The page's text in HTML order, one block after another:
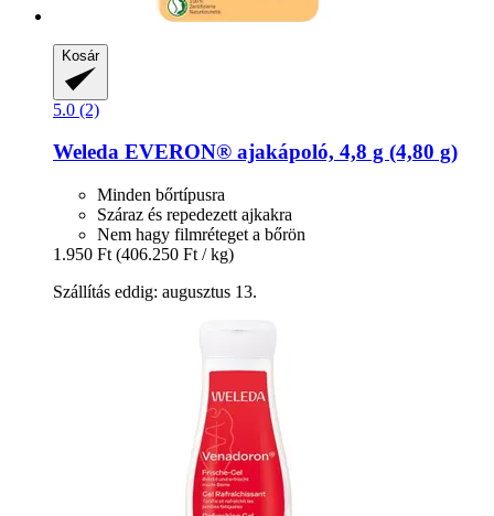
Kosár
5.0 (2)
Weleda EVERON® ajakápoló, 4,8 g (4,80 g)
Minden bőrtípusra
Száraz és repedezett ajkakra
Nem hagy filmréteget a bőrön
1.950 Ft (406.250 Ft / kg)
Szállítás eddig: augusztus 13.